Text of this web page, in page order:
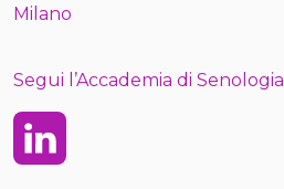
Milano
Segui l’Accademia di Senologia
Linkedin